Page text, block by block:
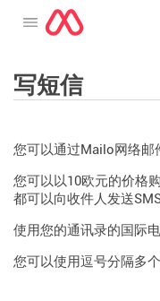
打开菜单
写短信
您可以通过Mailo网络邮
您可以以10欧元的价格
都可以向收件人发送
使用您的通讯录的国际
您可以使用逗号分隔多